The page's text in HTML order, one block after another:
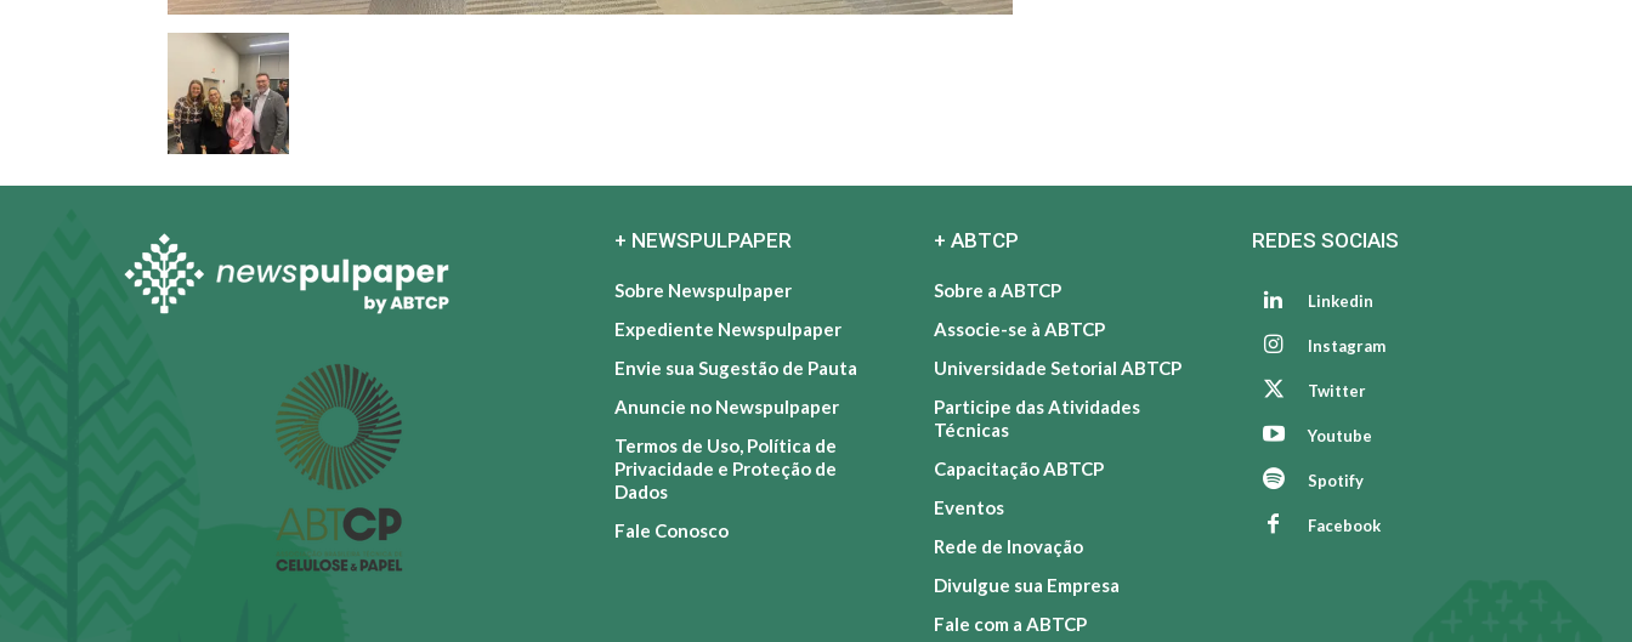
+ NEWSPULPAPER
Sobre Newspulpaper
Expediente Newspulpaper
Envie sua Sugestão de Pauta
Anuncie no Newspulpaper
Termos de Uso, Política de
Privacidade e Proteção de
Dados
Fale Conosco
+ ABTCP
Sobre a ABTCP
Associe-se à ABTCP
Universidade Setorial ABTCP
Participe das Atividades
Técnicas
Capacitação ABTCP
Eventos
Rede de Inovação
Divulgue sua Empresa
Fale com a ABTCP
REDES SOCIAIS
Linkedin
Instagram
Twitter
Youtube
Spotify
Facebook